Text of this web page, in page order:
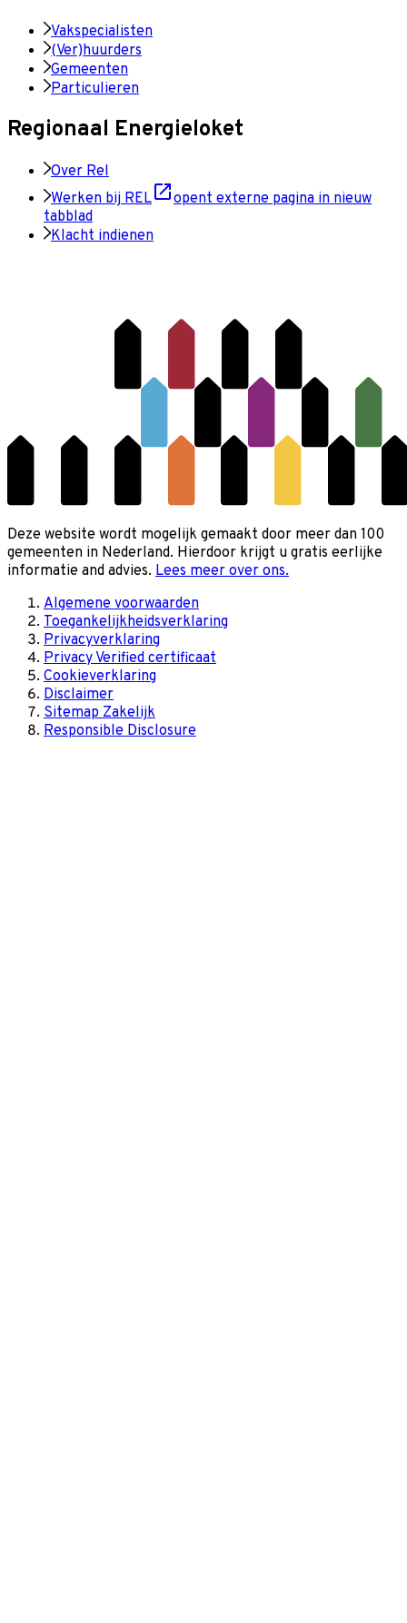
Vakspecialisten
(Ver)huurders
Gemeenten
Particulieren
Regionaal Energieloket
Over Rel
Werken bij REL
opent externe pagina in nieuw
tabblad
Klacht indienen
Deze website wordt mogelijk gemaakt door meer dan 100
gemeenten in Nederland. Hierdoor krijgt u gratis eerlijke
informatie and advies. Lees meer over ons.
Algemene voorwaarden
Toegankelijkheidsverklaring
Privacyverklaring
Privacy Verified certificaat
Cookieverklaring
Disclaimer
Sitemap Zakelijk
Responsible Disclosure